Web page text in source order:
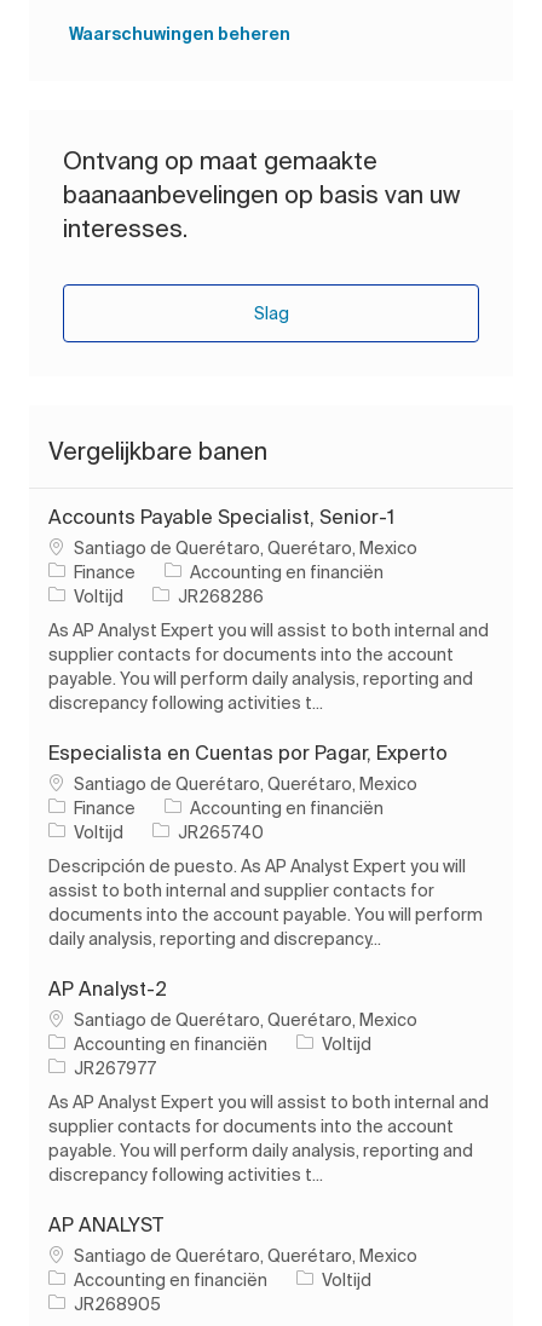
Waarschuwingen beheren
Ontvang op maat gemaakte
baanaanbevelingen op basis van uw
interesses.
Slag
Vergelijkbare banen
Accounts Payable Specialist, Senior-1
PlaatsSantiago de Querétaro, Querétaro, Mexico
Finance
Categorie
Accounting en financiën
Soort baan
Voltijd Taak-ID
JR268286
As AP Analyst Expert you will assist to both internal and
supplier contacts for documents into the account
payable. You will perform daily analysis, reporting and
discrepancy following activities t...
Especialista en Cuentas por Pagar, Experto
PlaatsSantiago de Querétaro, Querétaro, Mexico
Finance
Categorie
Accounting en financiën
Soort baan
Voltijd Taak-ID
JR265740
Descripción de puesto. As AP Analyst Expert you will
assist to both internal and supplier contacts for
documents into the account payable. You will perform
daily analysis, reporting and discrepancy...
AP Analyst-2
PlaatsSantiago de Querétaro, Querétaro, Mexico
Categorie
Accounting en financiën Soort baan
Voltijd
Taak-ID
JR267977
As AP Analyst Expert you will assist to both internal and
supplier contacts for documents into the account
payable. You will perform daily analysis, reporting and
discrepancy following activities t...
AP ANALYST
PlaatsSantiago de Querétaro, Querétaro, Mexico
Categorie
Accounting en financiën Soort baan
Voltijd
Taak-ID
JR268905